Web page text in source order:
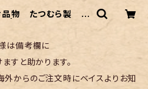
品物 たつむら製 洋
| リサイクル着物 菅
は備考欄に
すと助かります。
からのご注文時にベイスよりお知